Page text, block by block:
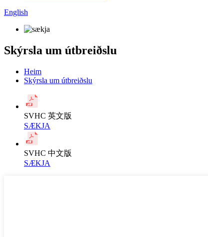
English
Skýrsla um útbreiðslu
Heim
Skýrsla um útbreiðslu
SVHC 英文版
SÆKJA
SVHC 中文版
SÆKJA